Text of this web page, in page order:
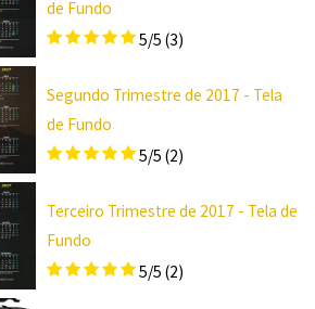
de Fundo
5/5 (3)
Segundo Trimestre de 2017 - Tela
de Fundo
5/5 (2)
Terceiro Trimestre de 2017 - Tela de
Fundo
5/5 (2)